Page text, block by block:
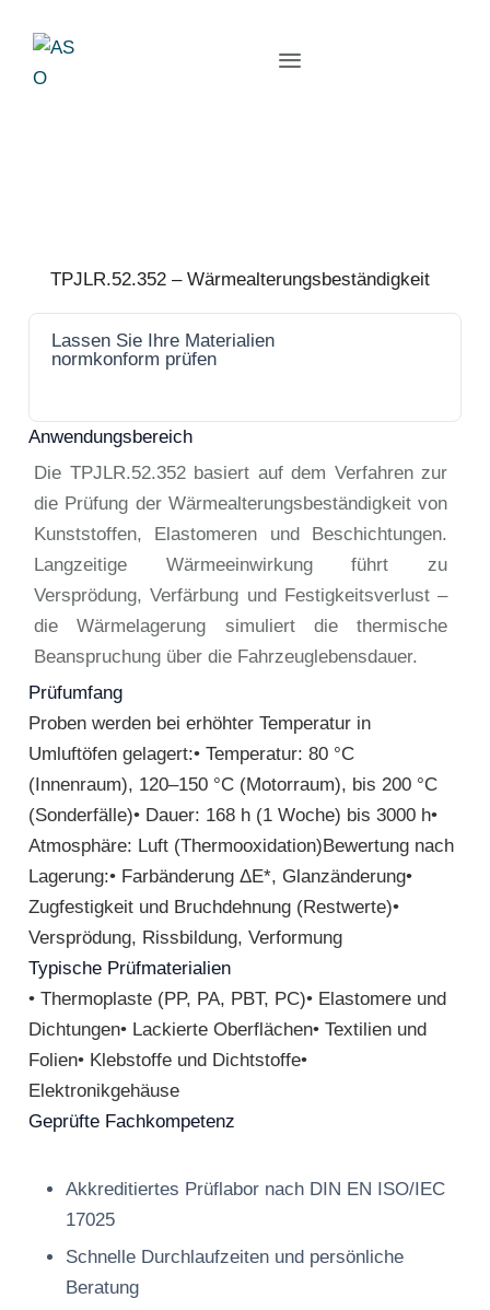
TPJLR.52.352 – Wärmealterungsbeständigkeit
Lassen Sie Ihre Materialien
normkonform prüfen
Anwendungsbereich
Die TPJLR.52.352 basiert auf dem Verfahren zur
die Prüfung der Wärmealterungsbeständigkeit von
Kunststoffen, Elastomeren und Beschichtungen.
Langzeitige Wärmeeinwirkung führt zu
Versprödung, Verfärbung und Festigkeitsverlust –
die Wärmelagerung simuliert die thermische
Beanspruchung über die Fahrzeuglebensdauer.
Prüfumfang
Proben werden bei erhöhter Temperatur in
Umluftöfen gelagert:• Temperatur: 80 °C
(Innenraum), 120–150 °C (Motorraum), bis 200 °C
(Sonderfälle)• Dauer: 168 h (1 Woche) bis 3000 h•
Atmosphäre: Luft (Thermooxidation)Bewertung nach
Lagerung:• Farbänderung ΔE*, Glanzänderung•
Zugfestigkeit und Bruchdehnung (Restwerte)•
Versprödung, Rissbildung, Verformung
Typische Prüfmaterialien
• Thermoplaste (PP, PA, PBT, PC)• Elastomere und
Dichtungen• Lackierte Oberflächen• Textilien und
Folien• Klebstoffe und Dichtstoffe•
Elektronikgehäuse
Geprüfte Fachkompetenz
Akkreditiertes Prüflabor nach DIN EN ISO/IEC
17025
Schnelle Durchlaufzeiten und persönliche
Beratung